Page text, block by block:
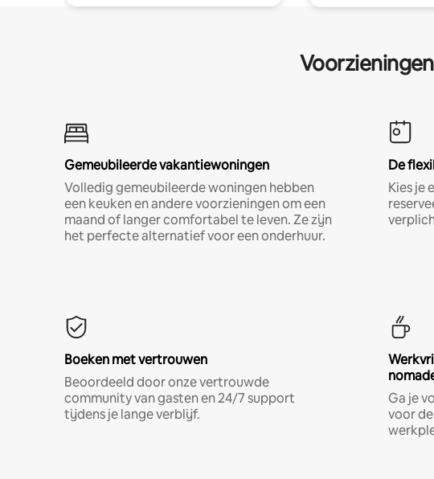
Gemeubileerde vakantiewoningen
Volledig gemeubileerde woningen hebben
een keuken en andere voorzieningen om een
maand of langer comfortabel te leven. Ze zijn
het perfecte alternatief voor een onderhuur.
De
Kies je
Boeken met vertrouwen
Beoordeeld door onze vertrouwde
community van gasten en 24/7 support
tijdens je lange verblijf.
Ga je
voor